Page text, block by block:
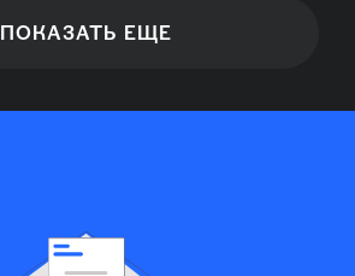
ПОКАЗАТЬ ЕЩЕ